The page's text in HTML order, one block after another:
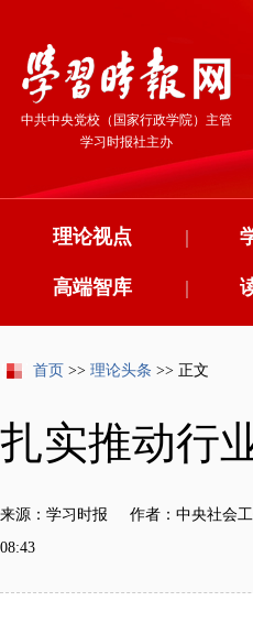
中共中央党校（国家行政学院）主管
学习时报社主办
理论视点 |
高端智库 |
首页 >> 理论头条 >> 正文
扎实推动行
来源：学习时报 作者：中央社会
08:43